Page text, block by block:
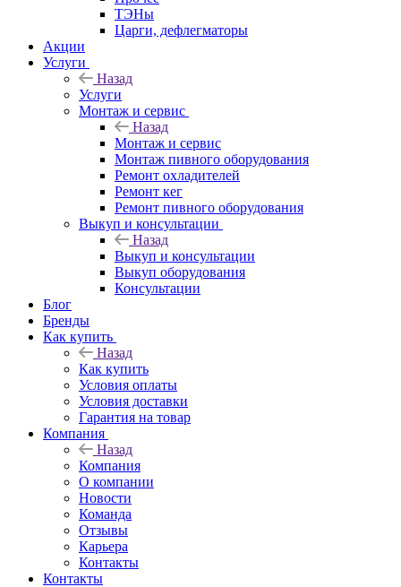
ТЭНы
Царги, дефлегматоры
Акции
Услуги
Назад
Услуги
Монтаж и сервис
Назад
Монтаж и сервис
Монтаж пивного оборудования
Ремонт охладителей
Ремонт кег
Ремонт пивного оборудования
Выкуп и консультации
Назад
Выкуп и консультации
Выкуп оборудования
Консультации
Блог
Бренды
Как купить
Назад
Как купить
Условия оплаты
Условия доставки
Гарантия на товар
Компания
Назад
Компания
О компании
Новости
Команда
Отзывы
Карьера
Контакты
Контакты